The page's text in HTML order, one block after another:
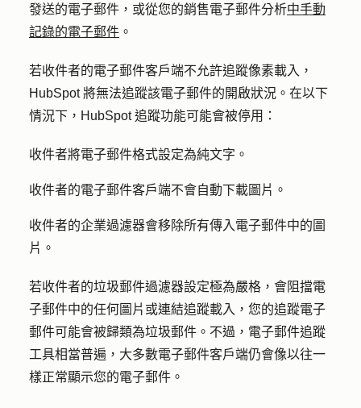
發送的電子郵件，或從您的銷售電子郵件分析中手動
記錄的電子郵件 。
若收件者的電子郵件客戶端不允許追蹤像素載入，
HubSpot 將無法追蹤該電子郵件的開啟狀況。在以下
情況下，HubSpot 追蹤功能可能會被停用：
收件者將電子郵件格式設定為純文字。
收件者的電子郵件客戶端不會自動下載圖片。
收件者的企業過濾器會移除所有傳入電子郵件中的圖
片。
若收件者的垃圾郵件過濾器設定極為嚴格，會阻擋電
子郵件中的任何圖片或連結追蹤載入，您的追蹤電子
郵件可能會被歸類為垃圾郵件。不過，電子郵件追蹤
工具相當普遍，大多數電子郵件客戶端仍會像以往一
樣正常顯示您的電子郵件。